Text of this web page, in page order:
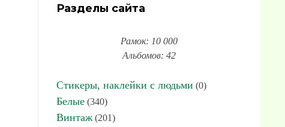
Разделы сайта
Рамок: 10 000
Альбомов: 42
Стикеры, наклейки с людьми (0)
Белые (340)
Винтаж (201)